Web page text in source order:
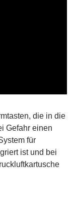
die in die
Gefahr einen
für
ist und bei